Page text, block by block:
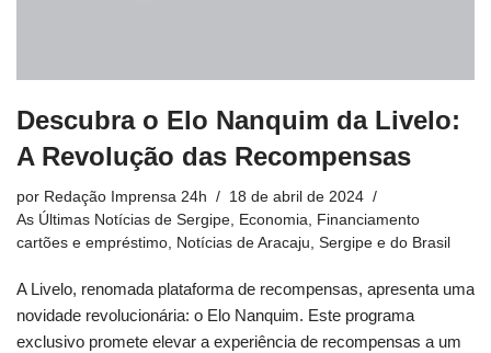
Descubra o Elo Nanquim da Livelo:
A Revolução das Recompensas
por Redação Imprensa 24h
18 de abril de 2024
As Últimas Notícias de Sergipe Economia
Financiamento
cartões e empréstimo Notícias de Aracaju, Sergipe e do Brasil
A Livelo, renomada plataforma de recompensas, apresenta uma
novidade revolucionária: o Elo Nanquim. Este programa
exclusivo promete elevar a experiência de recompensas a um